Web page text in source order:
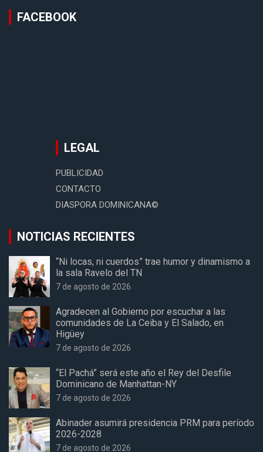
FACEBOOK
LEGAL
PUBLICIDAD
CONTACTO
DIASPORA DOMINICANA©
NOTICIAS RECIENTES
“Ni locas, ni cuerdos” trae humor y dinamismo a
la sala Ravelo del TN
7 de agosto de 2026
Agradecen al Gobierno por escuchar a las
comunidades de La Ceiba y El Salado, en
Higüey
7 de agosto de 2026
“El Pachá” será este año el Rey del Desfile
Dominicano de Manhattan-NY
7 de agosto de 2026
Abinader asumirá presidencia PRM para período
2026-2028
7 de agosto de 2026